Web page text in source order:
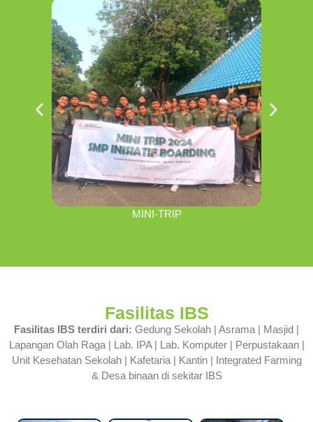
MINI-TRIP
Fasilitas IBS
Fasilitas IBS terdiri dari: Gedung Sekolah | Asrama | Masjid |
Lapangan Olah Raga | Lab. IPA | Lab. Komputer | Perpustakaan |
Unit Kesehatan Sekolah | Kafetaria | Kantin | Integrated Farming
& Desa binaan di sekitar IBS